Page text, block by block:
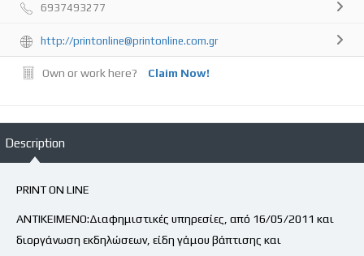
6937493277
http://printonline@printonline.com.gr
Own or work here? Claim Now!
Description
PRINT ON LINE
ΑΝΤΙΚΕΙΜΕΝΟ:Διαφημιστικές υπηρεσίες, από 16/05/2011 και
διοργάνωση εκδηλώσεων, είδη γάμου βάπτισης και